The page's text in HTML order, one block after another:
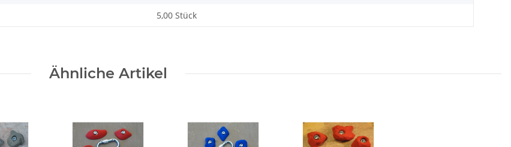
5,00 Stück
Ähnliche Artikel